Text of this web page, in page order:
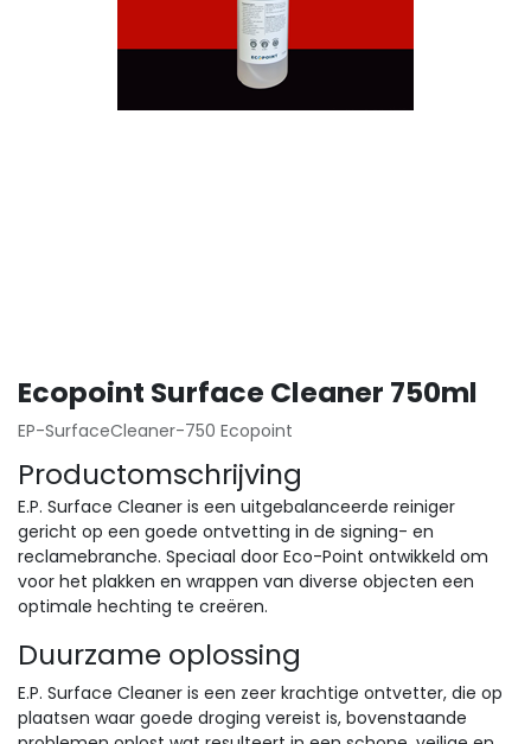
Ecopoint Surface Cleaner 750ml
EP-SurfaceCleaner-750 Ecopoint
Productomschrijving
E.P. Surface Cleaner is een uitgebalanceerde reiniger
gericht op een goede ontvetting in de signing- en
reclamebranche. Speciaal door Eco-Point ontwikkeld om
voor het plakken en wrappen van diverse objecten een
optimale hechting te creëren.
Duurzame oplossing
E.P. Surface Cleaner is een zeer krachtige ontvetter, die op
plaatsen waar goede droging vereist is, bovenstaande